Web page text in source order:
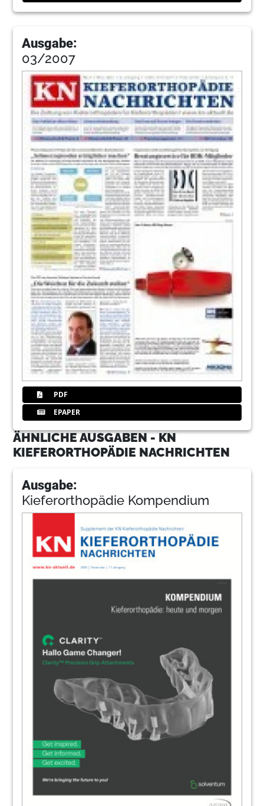
Ausgabe:
03/2007
PDF
EPAPER
ÄHNLICHE AUSGABEN - KN
KIEFERORTHOPÄDIE NACHRICHTEN
Ausgabe:
Kieferorthopädie Kompendium